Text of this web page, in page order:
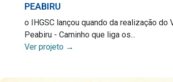
PEABIRU
o IHGSC lançou quando da realização
Peabiru - Caminho que liga os...
Ver projeto →